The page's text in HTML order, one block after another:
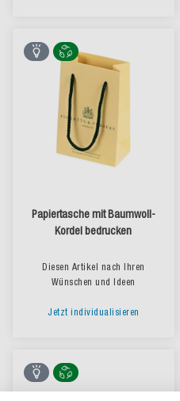
Papiertasche mit Baumwoll-
Kordel bedrucken
Diesen Artikel nach Ihren
Wünschen und Ideen
Jetzt individualisieren